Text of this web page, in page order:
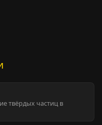
твёрдых частиц в